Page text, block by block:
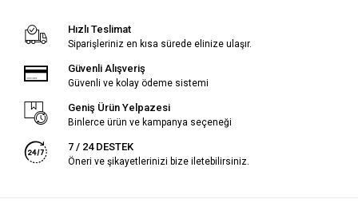
Hızlı Teslimat
Siparişleriniz en kısa sürede elinize ulaşır.
Güvenli Alışveriş
Güvenli ve kolay ödeme sistemi
Geniş Ürün Yelpazesi
Binlerce ürün ve kampanya seçeneği
7 / 24 DESTEK
Öneri ve şikayetlerinizi bize iletebilirsiniz.